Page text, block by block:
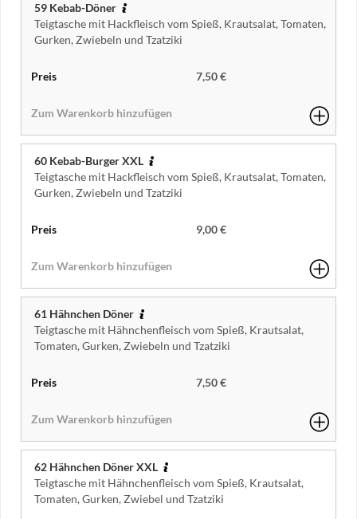
59 Kebab-Döner
Teigtasche mit Hackfleisch vom Spieß, Krautsalat, Tomaten,
Gurken, Zwiebeln und Tzatziki
7,50 €
60 Kebab-Burger XXL
Teigtasche mit Hackfleisch vom Spieß, Krautsalat, Tomaten,
Gurken, Zwiebeln und Tzatziki
9,00 €
61 Hähnchen Döner
Teigtasche mit Hähnchenfleisch vom Spieß, Krautsalat,
Tomaten, Gurken, Zwiebeln und Tzatziki
7,50 €
62 Hähnchen Döner XXL
Teigtasche mit Hähnchenfleisch vom Spieß, Krautsalat,
Tomaten, Gurken, Zwiebel und Tzatziki